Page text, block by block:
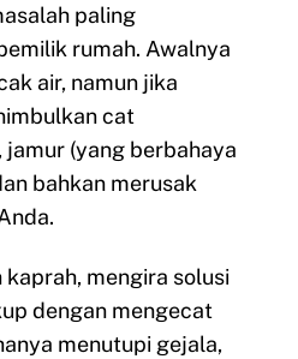
paling
rumah. Awalnya
air, namun jika
cat
(yang berbahaya
bahkan merusak
mengira solusi
dengan mengecat
menutupi gejala,